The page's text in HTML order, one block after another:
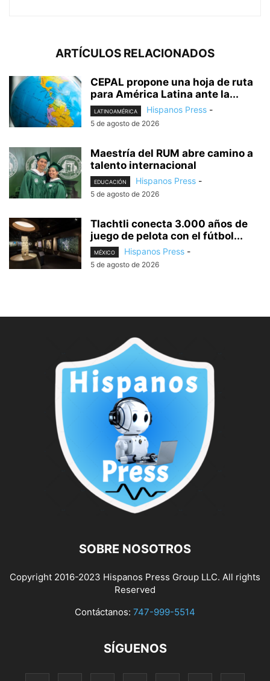
ARTÍCULOS RELACIONADOS
CEPAL propone una hoja de ruta
para América Latina ante la...
LATINOAMÉRICA Hispanos Press -
5 de agosto de 2026
Maestría del RUM abre camino a
talento internacional
EDUCACIÓN Hispanos Press -
5 de agosto de 2026
Tlachtli conecta 3.000 años de
juego de pelota con el fútbol...
MÉXICO Hispanos Press -
5 de agosto de 2026
SOBRE NOSOTROS
Copyright 2016-2023 Hispanos Press Group LLC. All rights
Reserved
Contáctanos: 747-999-5514
SÍGUENOS